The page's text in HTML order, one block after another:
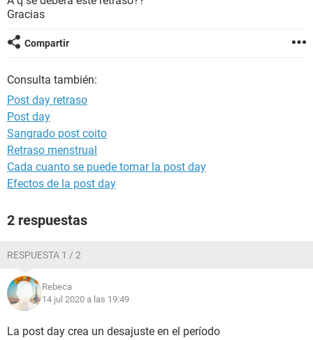
Gracias
Compartir
Consulta también:
Post day retraso
Post day
Sangrado post coito
Retraso menstrual
Cada cuanto se puede tomar la post day
Efectos de la post day
2 respuestas
RESPUESTA 1 / 2
Rebeca
14 jul 2020 a las 19:49
La post day crea un desajuste en el período